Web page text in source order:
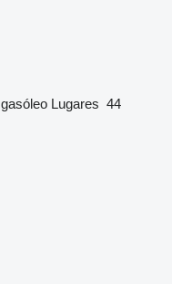
gasóleo Lugares 44